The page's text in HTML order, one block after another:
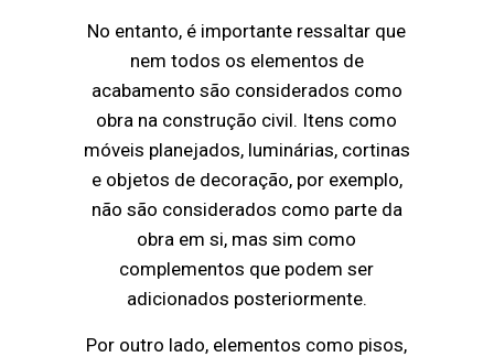
No entanto, é importante ressaltar que
nem todos os elementos de
acabamento são considerados como
obra na construção civil. Itens como
móveis planejados, luminárias, cortinas
e objetos de decoração, por exemplo,
não são considerados como parte da
obra em si, mas sim como
complementos que podem ser
adicionados posteriormente.
Por outro lado, elementos como pisos,